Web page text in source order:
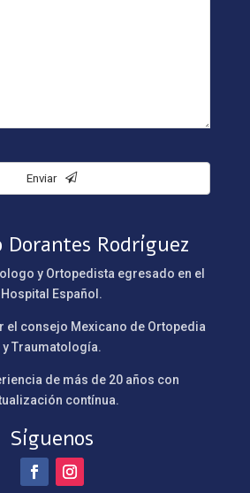
Enviar
Rodríguez
y Ortopedista egresado en el
Hospital Español.
el consejo Mexicano de Ortopedia
y Traumatología.
de más de 20 años con
contínua.
Síguenos